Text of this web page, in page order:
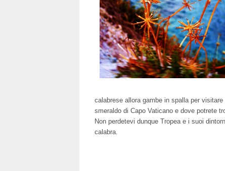
calabrese allora gambe in spalla per
smeraldo di Capo Vaticano e dove potrete
Non perdetevi dunque Tropea e i suoi
calabra.